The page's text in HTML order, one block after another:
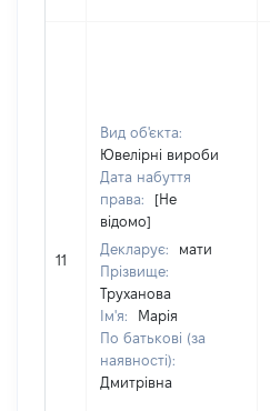
11
Вид об'єкта:
Ювелірні вироби
Дата набуття
права:
[Не
відомо]
Декларує:
мати
Прізвище:
Труханова
Ім'я:
Марія
По батькові (за
наявності):
Дмитрівна